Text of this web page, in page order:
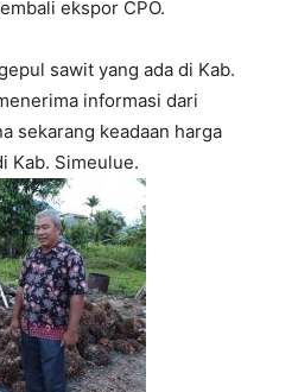
ekspor CPO.
sawit yang ada di Kab.
informasi dari
sekarang keadaan harga
Kab. Simeulue.